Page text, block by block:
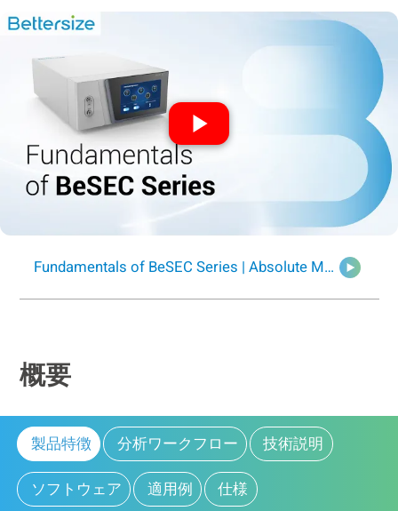
Fundamentals of BeSEC Series | Absolute Molecular Weight Analyzer
概要
製品特徴 分析ワークフロー 技術説明
ソフトウェア 適用例 仕様